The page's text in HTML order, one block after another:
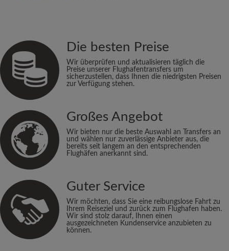
Die besten Preise
Wir überprüfen und aktualisieren täglich die
Preise unserer Flughafentransfers um
sicherzustellen, dass Ihnen die niedrigsten Preisen
zur Verfügung stehen.
Großes Angebot
Wir bieten nur die beste Auswahl an Transfers an
und wählen nur zuverlässige Anbieter aus, die
bereits seit langem an den entsprechenden
Flughäfen anerkannt sind.
Guter Service
Wir möchten, dass Sie eine reibungslose Fahrt zu
Ihrem Reiseziel und zurück zum Flughafen haben.
Wir sind stolz darauf, Ihnen einen
ausgezeichneten Kundenservice anzubieten zu
können.